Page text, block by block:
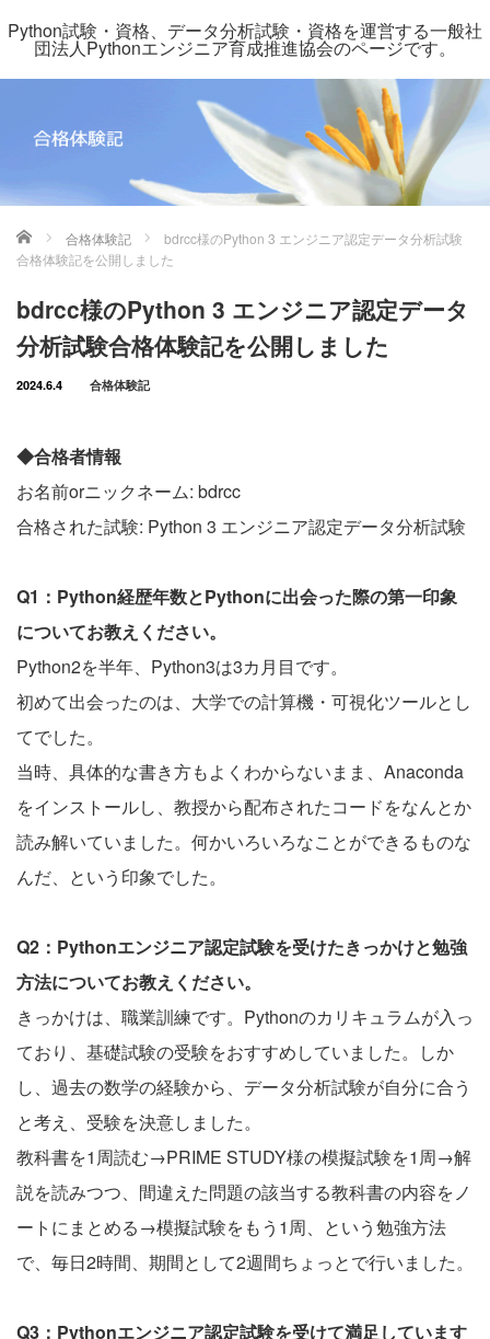
Python試験・資格、データ分析試験・資格を運営する一般社
団法人Pythonエンジニア育成推進協会のページです。
ホーム 合格体験記
bdrcc様のPython 3 エンジニア認定データ分析試験
合格体験記を公開しました
bdrcc様のPython 3 エンジニア認定データ
分析試験合格体験記を公開しました
2024.6.4 合格体験記
◆合格者情報
お名前orニックネーム: bdrcc
合格された試験: Python 3 エンジニア認定データ分析試験
Q1：Python経歴年数とPythonに出会った際の第一印象
についてお教えください。
Python2を半年、Python3は3カ月目です。
初めて出会ったのは、大学での計算機・可視化ツールとし
てでした。
当時、具体的な書き方もよくわからないまま、Anaconda
をインストールし、教授から配布されたコードをなんとか
読み解いていました。何かいろいろなことができるものな
んだ、という印象でした。
Q2：Pythonエンジニア認定試験を受けたきっかけと勉強
方法についてお教えください。
きっかけは、職業訓練です。Pythonのカリキュラムが入っ
ており、基礎試験の受験をおすすめしていました。しか
し、過去の数学の経験から、データ分析試験が自分に合う
と考え、受験を決意しました。
教科書を1周読む→PRIME STUDY様の模擬試験を1周→解
説を読みつつ、間違えた問題の該当する教科書の内容をノ
ートにまとめる→模擬試験をもう1周、という勉強方法
で、毎日2時間、期間として2週間ちょっとで行いました。
Q3：Pythonエンジニア認定試験を受けて満足しています